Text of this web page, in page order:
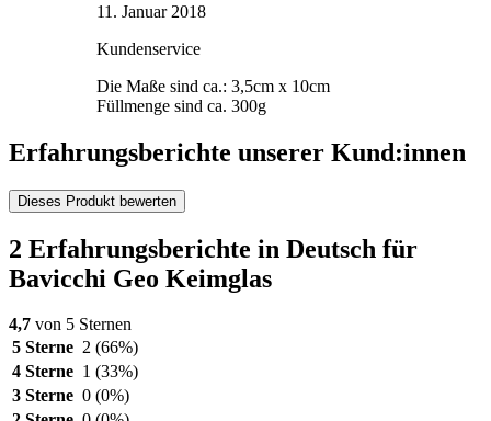
11. Januar 2018
Kundenservice
Die Maße sind ca.: 3,5cm x 10cm
Füllmenge sind ca. 300g
Erfahrungsberichte unserer Kund:innen
Dieses Produkt bewerten
2 Erfahrungsberichte in Deutsch für
Bavicchi Geo Keimglas
4,7 von 5 Sternen
5 Sterne 2 (66%)
4 Sterne 1 (33%)
3 Sterne 0 (0%)